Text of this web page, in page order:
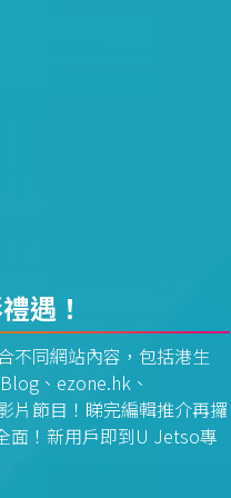
遇！
不同網站內容，包括港生
、ezone.hk、
片節目！睇完編輯推介再攞
面！新用戶即到U Jetso專